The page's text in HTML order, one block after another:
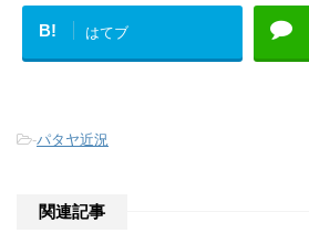
B! はてブ
-パタヤ近況
関連記事